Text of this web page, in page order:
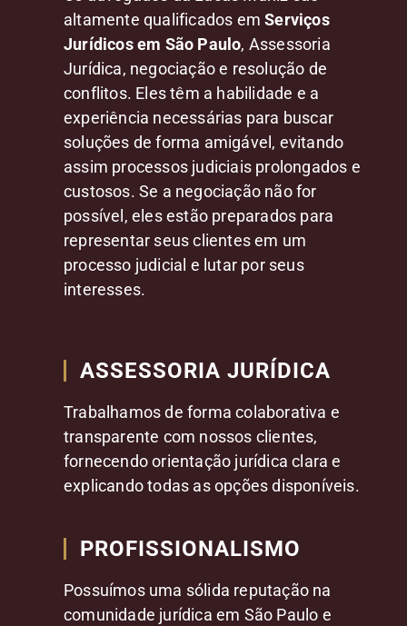
altamente qualificados emServiços
Jurídicos em São Paulo, Assessoria
Jurídica, negociação e resolução de
conflitos. Eles têm a habilidade e a
experiência necessárias para buscar
soluções de forma amigável, evitando
assim processos judiciais prolongados e
custosos. Se a negociação não for
possível, eles estão preparados para
representar seus clientes em um
processo judicial e lutar por seus
interesses.
ASSESSORIA JURÍDICA
Trabalhamos de forma colaborativa e
transparente com nossos clientes,
fornecendo orientação jurídica clara e
explicando todas as opções disponíveis.
PROFISSIONALISMO
Possuímos uma sólida reputação na
comunidade jurídica em São Paulo e